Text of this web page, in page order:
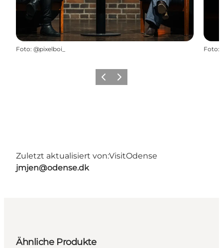
Foto: @pixelboi_ Foto:
ZurückWeiter
Zuletzt aktualisiert von:VisitOdense
jmjen@odense.dk
Ähnliche Produkte